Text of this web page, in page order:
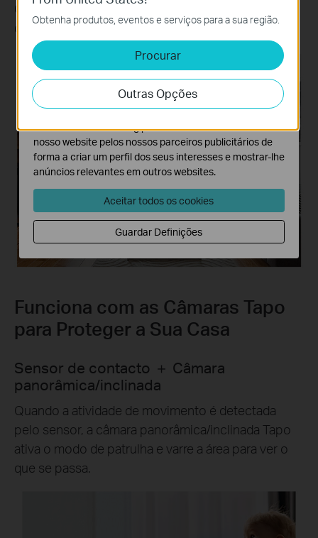
Crie uma cena personalizável para controlar vários
dispositivos e activá-los todos com movimento.
Funciona com as Câmaras Tapo
para Proteger a Sua Casa
Sensor de contacto ＋ Câmara
panorâmica/inclinada
Quando a atividade de movimento é detectada
pelo sensor, a câmara panorâmica/inclinada Tapo
ativa o modo de patrulha e varre a área para ver o
que se passa.
Obtenha produtos, eventos e serviços para a sua região.
Procurar
Outras Opções
Os cookies são necessários para o funcionamento do
website e não podem ser desativados nos seus
Cookies de Análise e Marketing
Os cookies de analise permite-nos analisar as suas
atividades no nosso website para melhorar e ajustar a
funcionalidade do nosso website.
O cookies de marketing podem ser definidos através do
nosso website pelos nossos parceiros publicitários de
forma a criar um perfil dos seus interesses e mostrar-lhe
anúncios relevantes em outros websites.
Aceitar todos os cookies
Guardar Definições